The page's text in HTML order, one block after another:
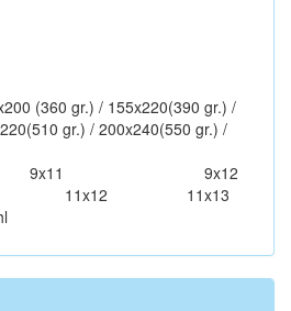
(360 gr.) / 155x220(390 gr.) /
gr.) / 200x240(550 gr.) /
9x12
11x13